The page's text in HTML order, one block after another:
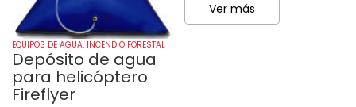
EQUIPOS DE AGUA, INCENDIO FORESTAL
Depósito de agua
para helicóptero
Fireflyer
Ver más